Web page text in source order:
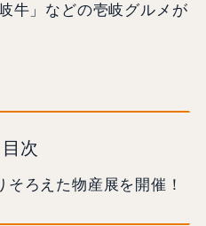
牛」などの壱岐グルメが
目次
ろえた物産展を開催！